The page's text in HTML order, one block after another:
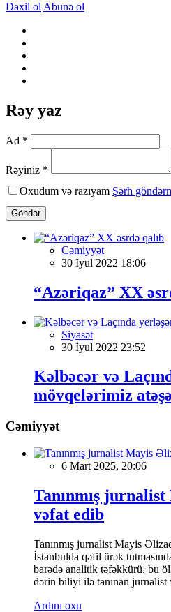
Daxil ol Abunə ol
Rəy yaz
Ad *
Rəyiniz *
Oxudum və razıyam Şərh
Göndər
Cəmiyyət
30 İyul 2022 18:06
“Azəriqaz” XX
Siyasət
30 İyul 2022 23:52
Kəlbəcər və
mövqelərimiz
Cəmiyyət
6 Mart 2025, 20:06
Tanınmış
vəfat edib
Tanınmış jurnalist Mayis
İstanbulda qəfil ürək
barədə analitik təfəkkürü, bu
dərin biliyi ilə tanınan jurnalist
Ardını oxu